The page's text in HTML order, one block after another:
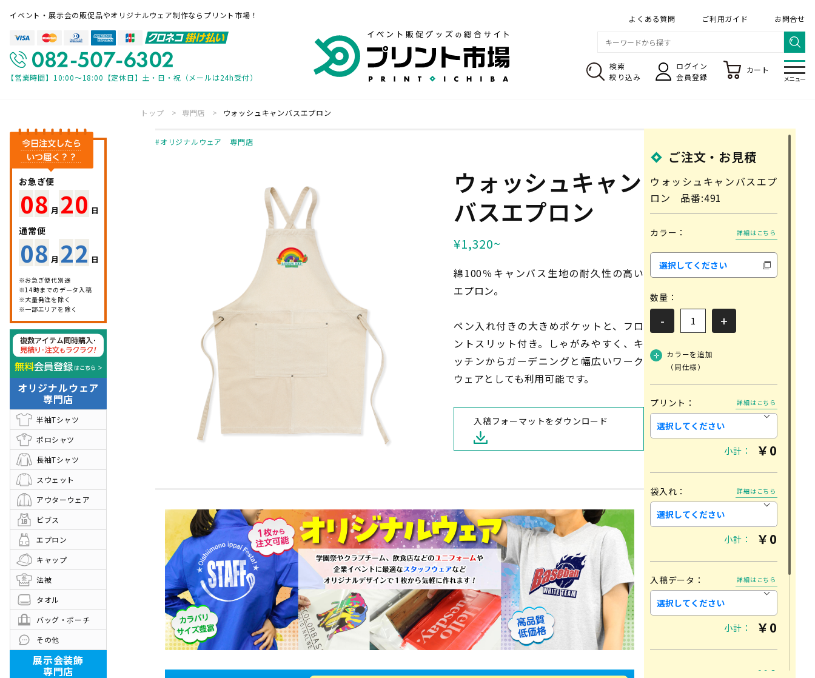
イベント・展示会の販促品やオリジナルウェア制作ならプリント市場！
【営業時間】10:00～18:00【定休日】土・日・祝（メールは24h受付）
よくある質問 ご利用ガイド お問合せ
検索
絞り込み
ログイン
会員登録
カート
メニ
メニュー
専門店一覧
オリジナルウェア 専門店
のぼり旗 専門店
バナースタンド 専門店
見積・注文の流れ 帳票について キャンセル・変更
入稿方法について
お急ぎ便について
デザインの依頼について
代行発送承ります
悩む前にお電話下さい
お問い合わせ
入稿データダウンロード
その他
制作事例 お客様の声
お知らせ
会社概要
お問い合わせフォーム
お急ぎ便
08 月 20 日
通常便
08 月 22 日
お急ぎ便代別途
14時までのデータ入稿
大量発注を除く
一部エリアを除く
オリジナルウェア
専門店
半袖Tシャツ
ポロシャツ
長袖Tシャツ
スウェット
アウターウェア
ビブス
エプロン
キャップ
法被
タオル
バッグ・ポーチ
その他
展示会装飾
専門店
トップ 専門店 ウォッシュキャンバスエプロン
オリジナルウェア 専門店
ウォッシュキャン
バスエプロン
¥1,320~
綿100％キャンバス生地の耐久性の高い
エプロン。
ペン入れ付きの大きめポケットと、フロ
ントスリット付き。しゃがみやすく、キ
ッチンからガーデニングと幅広いワーク
ウェアとしても利用可能です。
入稿フォーマットをダウンロード
ご注文・お見積
ウォッシュキャンバスエプ
ロン 品番:491
カラー： 詳細はこちら
選択してください
数量：
- +
カラーを追加
（同仕様）
プリント： 詳細はこちら
小計： ￥0
袋入れ： 詳細はこちら
小計： ￥0
入稿データ： 詳細はこちら
小計： ￥0
￥ 0